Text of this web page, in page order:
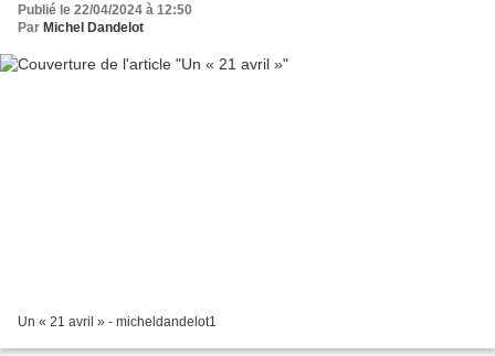
Publié le 22/04/2024 à 12:50
Par Michel Dandelot
Un « 21 avril » - micheldandelot1